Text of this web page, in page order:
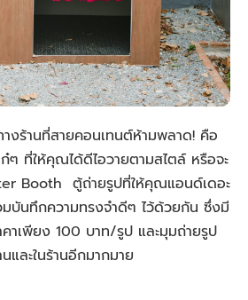
างร้านที่สายคอนเทนต์ห้ามพลาด! คือ
ๆ ที่ให้คุณได้ดีไอวายตามสไตล์ หรือจะ
Booth ตู้ถ่ายรูปที่ให้คุณแอนด์เดอะ
บันทึกความทรงจำดีๆ ไว้ด้วยกัน ซึ่งมี
าเพียง 100 บาท/รูป และมุมถ่ายรูป
ละในร้านอีกมากมาย